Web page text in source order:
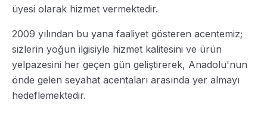
üyesi olarak hizmet vermektedir.
2009 yılından bu yana faaliyet gösteren acentemiz;
sizlerin yoğun ilgisiyle hizmet kalitesini ve ürün
yelpazesini her geçen gün geliştirerek, Anadolu'nun
önde gelen seyahat acentaları arasında yer almayı
hedeflemektedir.